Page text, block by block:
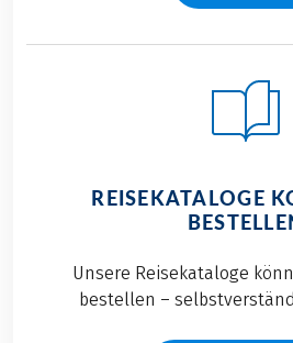
REISEKATALOGE
Unsere Reisekataloge
bestellen –